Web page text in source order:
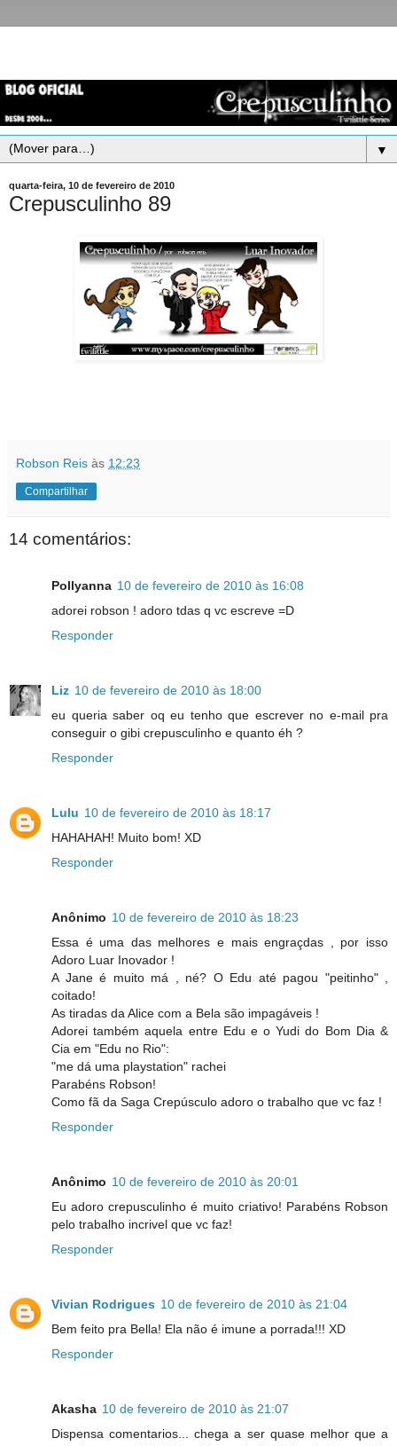
▼
quarta-feira, 10 de fevereiro de 2010
Crepusculinho 89
Robson Reis às 12:23
Compartilhar
14 comentários:
Pollyanna 10 de fevereiro de 2010 às 16:08
adorei robson ! adoro tdas q vc escreve =D
Responder
Liz 10 de fevereiro de 2010 às 18:00
eu queria saber oq eu tenho que escrever no e-mail pra
conseguir o gibi crepusculinho e quanto éh ?
Responder
Lulu 10 de fevereiro de 2010 às 18:17
HAHAHAH! Muito bom! XD
Responder
Anônimo 10 de fevereiro de 2010 às 18:23
Essa é uma das melhores e mais engraçdas , por isso
Adoro Luar Inovador !
A Jane é muito má , né? O Edu até pagou "peitinho" ,
coitado!
As tiradas da Alice com a Bela são impagáveis !
Adorei também aquela entre Edu e o Yudi do Bom Dia &
Cia em "Edu no Rio":
"me dá uma playstation" rachei
Parabéns Robson!
Como fã da Saga Crepúsculo adoro o trabalho que vc faz !
Responder
Anônimo 10 de fevereiro de 2010 às 20:01
Eu adoro crepusculinho é muito criativo! Parabéns Robson
pelo trabalho incrivel que vc faz!
Responder
Vivian Rodrigues 10 de fevereiro de 2010 às 21:04
Bem feito pra Bella! Ela não é imune a porrada!!! XD
Responder
Akasha 10 de fevereiro de 2010 às 21:07
Dispensa comentarios... chega a ser quase melhor que a